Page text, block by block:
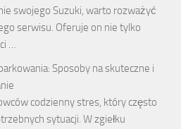
swojego Suzuki, warto rozważyć
serwisu. Oferuje on nie tylko
…
Sposoby na skuteczne i
codzienny stres, który często
sytuacji. W zgiełku